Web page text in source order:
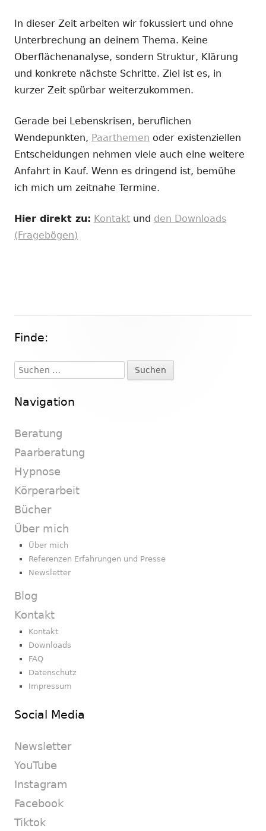
In dieser Zeit arbeiten wir fokussiert und ohne
Unterbrechung an deinem Thema. Keine
Oberflächenanalyse, sondern Struktur, Klärung
und konkrete nächste Schritte. Ziel ist es, in
kurzer Zeit spürbar weiterzukommen.
Gerade bei Lebenskrisen, beruflichen
Wendepunkten, Paarthemen oder existenziellen
Entscheidungen nehmen viele auch eine weitere
Anfahrt in Kauf. Wenn es dringend ist, bemühe
ich mich um zeitnahe Termine.
Hier direkt zu: Kontakt und den Downloads
(Fragebögen)
Haupt-
Seitenleiste
Finde:
Suchen
nach:
Navigation
Beratung
Paarberatung
Hypnose
Körperarbeit
Bücher
Über mich
Über mich
Referenzen Erfahrungen und Presse
Newsletter
Blog
Kontakt
Kontakt
Downloads
FAQ
Datenschutz
Impressum
Social Media
Newsletter
YouTube
Instagram
Facebook
Tiktok